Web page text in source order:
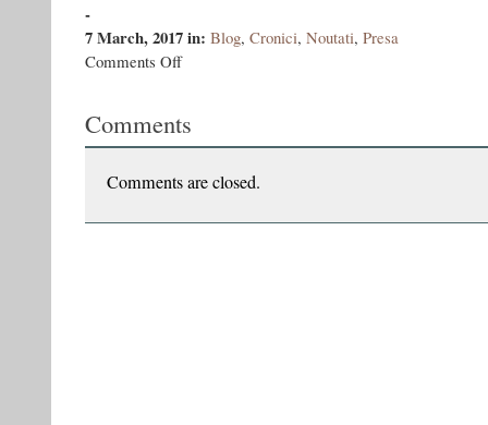
-
7 March, 2017in: Blog, Cronici, Noutati, Presa
Comments Offon
la
Comments
Comments are closed.